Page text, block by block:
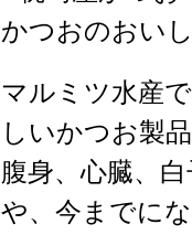
マルミツ水産
しいかつお製
腹身、心臓、
や、今までに